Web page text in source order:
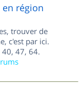
région
trouver de
c'est par ici.
47, 64.